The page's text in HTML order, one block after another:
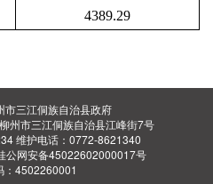
4389.29
市三江侗族自治县政府
州市三江侗族自治县江峰街7号
维护电话：0772-8621340
公网安备45022602000017号
：4502260001